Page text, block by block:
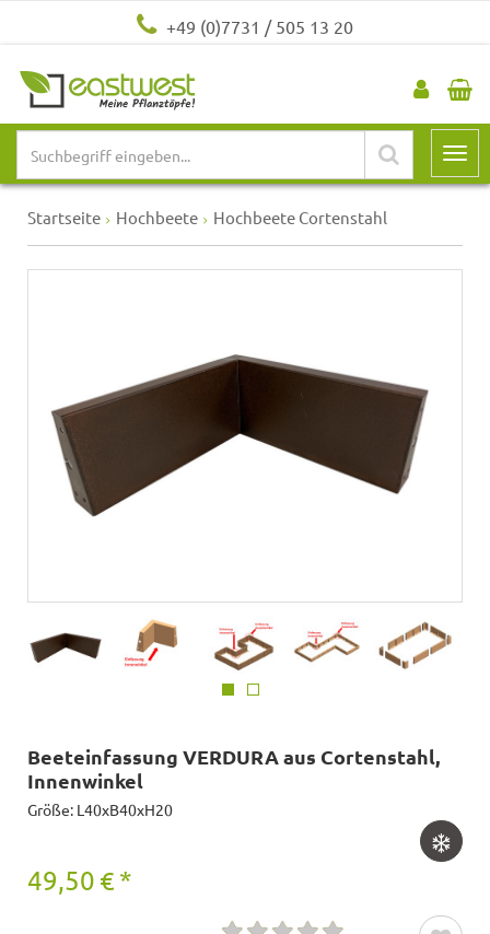
+49 (0)7731 / 505 13 20
Startseite Hochbeete Hochbeete Cortenstahl
Beeteinfassung VERDURA aus Cortenstahl,
Innenwinkel
Größe: L40xB40xH20
49,50 € *